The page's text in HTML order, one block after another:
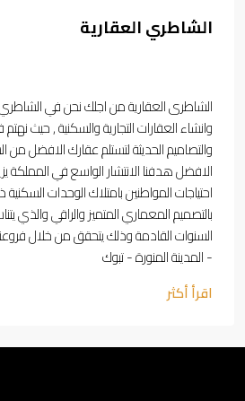
الشاطري العقارية
الشاطرى العقارية من اجلك نحن في
وانشاء العقارات التجارية والسكنية , حيث
والتصاميم الحديثة لتستلم عقارك الافضل
الافضل هدفنا الانتشار الواسع في المملكة
احتياجات المواطنين بامتلاك الوحدات
بالتصميم المعماري المتميز والراقي والذي
السنوات القادمة وذلك يتحقق من خلال
- المدينة المنورة - تبوك
اقرأ أكثر